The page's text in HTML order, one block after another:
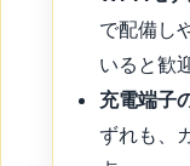
で配備し
いると歓
充電端子
ずれも、